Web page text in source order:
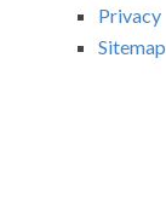
Privacy
Sitemap